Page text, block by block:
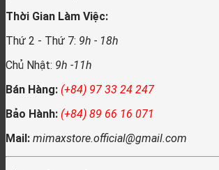
Thời Gian Làm Việc:
Thứ 2 - Thứ 7: 9h - 18h
Chủ Nhật: 9h -11h
Bán Hàng: (+84) 97 33 24 247
Bảo Hành: (+84) 89 66 16 071
Mail: mimaxstore.official@gmail.com